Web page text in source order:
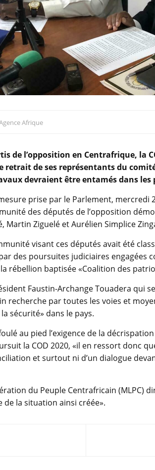
Afrique
de l’opposition en Centrafrique, la
de ses représentants du
devraient être entamés dans les
prise par le Parlement, mercredi
des députés de l’opposition
Martin Ziguelé et Aurélien Simplice
visant ces députés avait été
des poursuites judiciaires engagées
rébellion baptisée «Coalition des
Faustin-Archange Touadera qui
recherche par toutes les voies et
sécurité» dans le pays.
au pied l’exigence de la
la COD 2020, «il en ressort donc
et surtout ni d’un dialogue
du Peuple Centrafricain (MLPC)
la situation ainsi créée».